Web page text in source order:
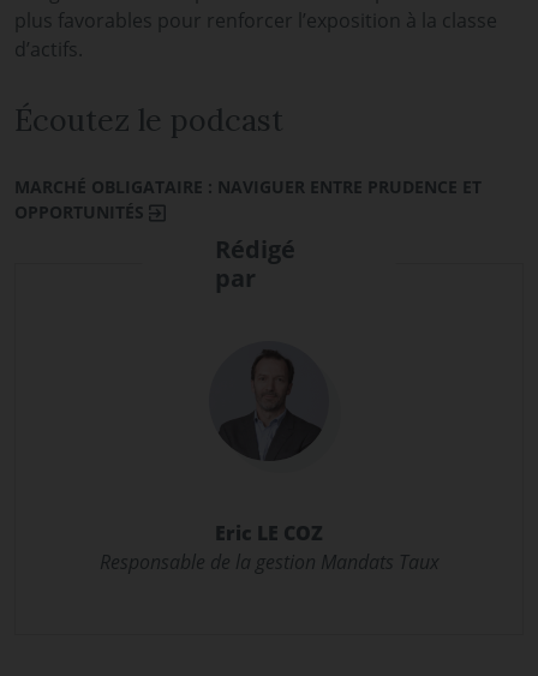
plus favorables pour renforcer l’exposition à la classe
d’actifs.
Écoutez le podcast
MARCHÉ OBLIGATAIRE : NAVIGUER ENTRE PRUDENCE ET
OPPORTUNITÉS
Rédigé
par
Eric LE COZ
Responsable de la gestion Mandats Taux